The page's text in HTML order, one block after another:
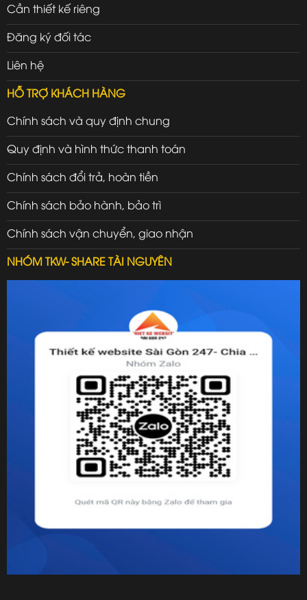
Cần thiết kế riêng
Đăng ký đối tác
Liên hệ
HỖ TRỢ KHÁCH HÀNG
Chính sách và quy định chung
Quy định và hình thức thanh toán
Chính sách đổi trả, hoàn tiền
Chính sách bảo hành, bảo trì
Chính sách vận chuyển, giao nhận
NHÓM TKW- SHARE TÀI NGUYÊN